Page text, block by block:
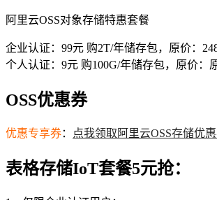
阿里云OSS对象存储特惠套餐
企业认证：99元 购2T/年储存包，原价：
个人认证：9元 购100G/年储存包，原价：
OSS优惠券
优惠专享券： 点我领取阿里云OSS存储优
表格存储IoT套餐5元抢：